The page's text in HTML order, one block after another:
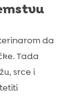
da
Tada
srce i